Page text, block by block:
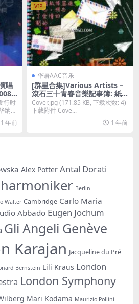
唱
行时
纳唱
1 年前
VIP
华语AAC音乐
[群星合集]Various Artists –
滾石三十青春音樂記事簿: 紙
條傳情 [iTunes Plus M4A]
Cover.jpg (171.85 KB, 下载次数: 4)
下载附件 Cove...
1 年前
Alex Potter Antal Dorati
Berlin
Walter Cambridge Carlo Maria
Abbado Eugen Jochum
Gli Angeli Genève
Karajan Jacqueline du Pré
Bernstein Lili Kraus London
London Symphony
Mari Kodama Maurizio Pollini